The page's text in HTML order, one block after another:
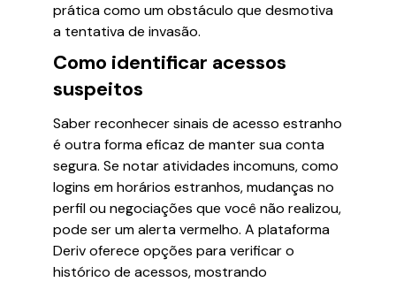
prática como um obstáculo que desmotiva
a tentativa de invasão.
Como identificar acessos
suspeitos
Saber reconhecer sinais de acesso estranho
é outra forma eficaz de manter sua conta
segura. Se notar atividades incomuns, como
logins em horários estranhos, mudanças no
perfil ou negociações que você não realizou,
pode ser um alerta vermelho. A plataforma
Deriv oferece opções para verificar o
histórico de acessos, mostrando